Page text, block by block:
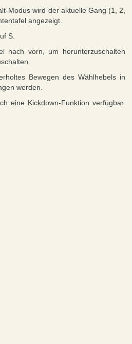
Modus wird der aktuelle Gang (1, 2,
angezeigt.
S.
nach vorn, um herunterzuschalten
Bewegen des Wählhebels in
werden.
eine Kickdown-Funktion verfügbar.